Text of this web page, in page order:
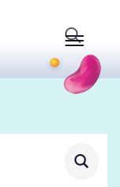
Search
for: